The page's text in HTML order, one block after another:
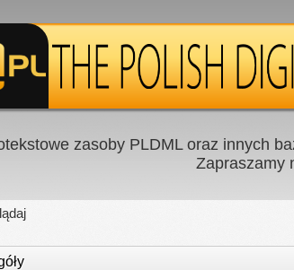
zasoby PLDML oraz innych
Zapraszamy